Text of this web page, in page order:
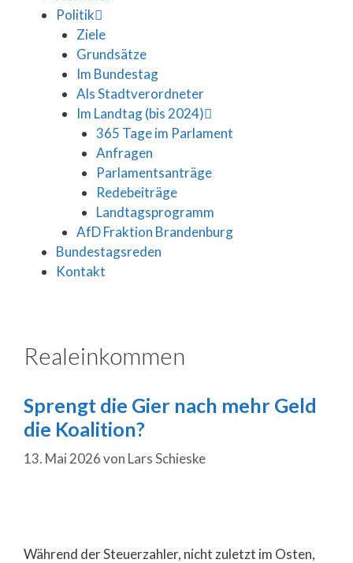
Politik
Ziele
Grundsätze
Im Bundestag
Als Stadtverordneter
Im Landtag (bis 2024)
365 Tage im Parlament
Anfragen
Parlamentsanträge
Redebeiträge
Landtagsprogramm
AfD Fraktion Brandenburg
Bundestagsreden
Kontakt
Realeinkommen
Sprengt die Gier nach mehr Geld
die Koalition?
13. Mai 2026von Lars Schieske
Während der Steuerzahler, nicht zuletzt im Osten,